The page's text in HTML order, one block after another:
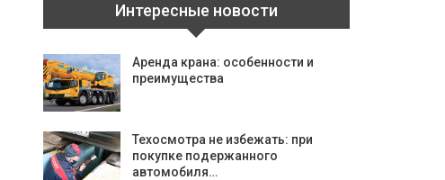
Интересные новости
Аренда крана: особенности и
преимущества
Техосмотра не избежать: при
покупке подержанного
автомобиля…